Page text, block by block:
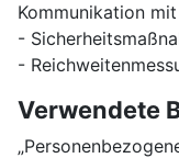
Kommunikation
-
-
Verwendete